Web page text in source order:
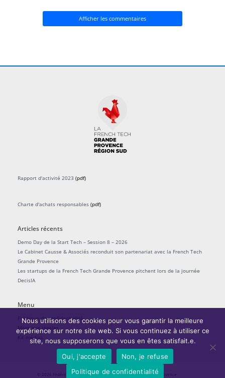
Afficher les commentaires
Rapport d'activité 2023 (pdf)
Charte d'achats responsables (pdf)
Articles récents
Demo Day de la Start Tech – Session 8 – 2026
Le Cabinet Causse & Associés reconduit son partenariat avec la French Tech
Grande Provence
Les startups de la French Tech Grande Provence pitchent lors de la journée
DecisIA
Menu
Politique de confidentialité
Mentions légales
Kit médias
Fédérer l'écosystème startups | La French Tech Grande Provence
Nous utilisons des cookies pour vous garantir la meilleure
expérience sur notre site web. Si vous continuez à utiliser ce
site, nous supposerons que vous en êtes satisfait.e.
Oui, j'accepte
Non, je refuse
Politique de confidentialité